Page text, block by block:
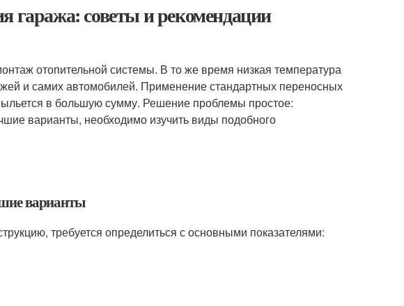
гаража: советы и рекомендации
отопительной системы. В то же время низкая температура
и самих автомобилей. Применение стандартных переносных
в большую сумму. Решение проблемы простое:
варианты, необходимо изучить виды подобного
варианты
требуется определиться с основными показателями: